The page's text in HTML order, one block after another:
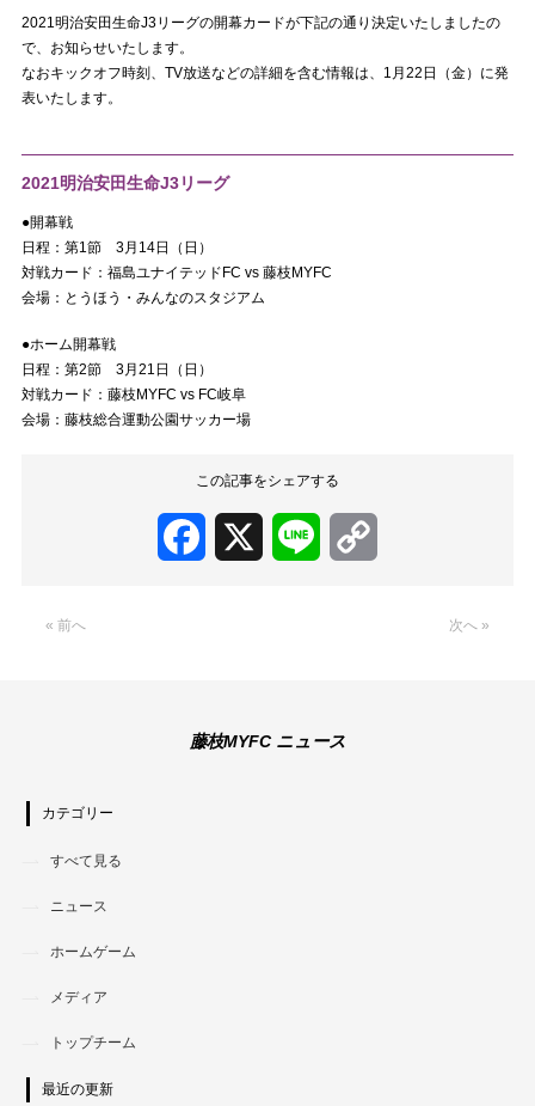
2021明治安田生命J3リーグの開幕カードが下記の通り決定いたしましたの
で、お知らせいたします。
なおキックオフ時刻、TV放送などの詳細を含む情報は、 1 月 22 日（金）に発
表いたします。
2021明治安田生命J3リーグ
●開幕戦
日程：第1節 3月14日（日）
対戦カード：福島ユナイテッドFC vs 藤枝MYFC
会場：とうほう・みんなのスタジアム
●ホーム開幕戦
日程：第2節 3月21日（日）
対戦カード：藤枝MYFC vs FC岐阜
会場：藤枝総合運動公園サッカー場
この記事をシェアする
Facebook Line
« 前へ 次へ »
藤枝MYFC ニュース
カテゴリー
すべて見る
ニュース
ホームゲーム
メディア
トップチーム
最近の更新